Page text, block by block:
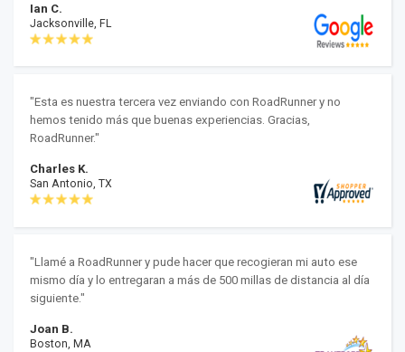
Ian C.
Jacksonville, FL
"Esta es nuestra tercera vez enviando con RoadRunner y no
hemos tenido más que buenas experiencias. Gracias,
RoadRunner."
Charles K.
San Antonio, TX
"Llamé a RoadRunner y pude hacer que recogieran mi auto ese
mismo día y lo entregaran a más de 500 millas de distancia al día
siguiente."
Joan B.
Boston, MA